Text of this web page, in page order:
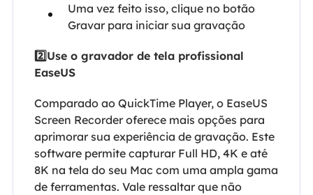
Uma vez feito isso, clique no botão
Gravar para iniciar sua gravação
2️⃣Use o gravador de tela profissional
EaseUS
Comparado ao QuickTime Player, o EaseUS
Screen Recorder oferece mais opções para
aprimorar sua experiência de gravação. Este
software permite capturar Full HD, 4K e até
8K na tela do seu Mac com uma ampla gama
de ferramentas. Vale ressaltar que não